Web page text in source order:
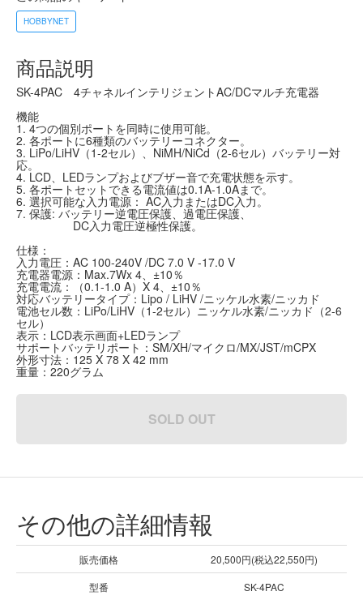
HOBBYNET
商品説明
SK-4PAC 4チャネルインテリジェントAC/DCマルチ充電器
機能
1. 4つの個別ポートを同時に使用可能。
2. 各ポートに6種類のバッテリーコネクター。
3. LiPo/LiHV（1-2セル）、NiMH/NiCd（2-6セル）バッテリー対
応。
4. LCD、LEDランプおよびブザー音で充電状態を示す。
5. 各ポートセットできる電流値は0.1A-1.0Aまで。
6. 選択可能な入力電源： AC入力またはDC入力。
7. 保護: バッテリー逆電圧保護、過電圧保護、
DC入力電圧逆極性保護。
仕様：
入力電圧：AC 100-240V /DC 7.0 V -17.0 V
充電器電源：Max.7Wx 4、±10％
充電電流：（0.1-1.0 A）X 4、±10％
対応バッテリータイプ：Lipo / LiHV /ニッケル水素/ニッカド
電池セル数：LiPo/LiHV（1-2セル）ニッケル水素/ニッカド（2-6
セル）
表示：LCD表示画面+LEDランプ
サポートバッテリポート：SM/XH/マイクロ/MX/JST/mCPX
外形寸法：125 X 78 X 42 mm
重量：220グラム
SOLD OUT
その他の詳細情報
販売価格
20,500円(税込22,550円)
型番
SK-4PAC